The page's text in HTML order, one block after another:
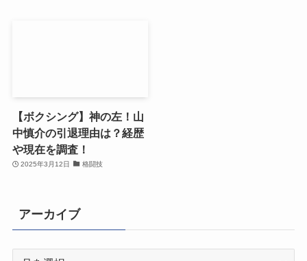
【ボクシング】神の左！山
中慎介の引退理由は？経歴
や現在を調査！
2025年3月12日 格闘技
アーカイブ